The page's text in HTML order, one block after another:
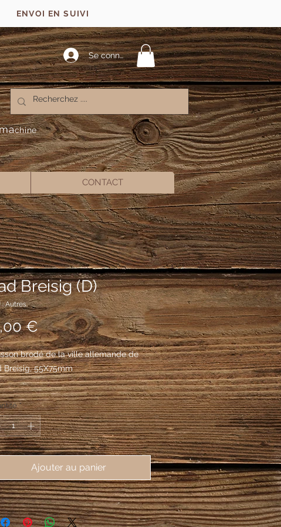
ENVOI EN SUIVI
Se connecter
chine
CONTACT
Breisig (D)
: Autres
€Prix
brodé de la ville allemande de
Breisig, 55X75mm
*
Ajouter au panier